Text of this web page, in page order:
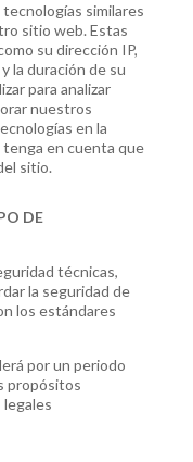
similares
sitio web. Estas
su dirección IP,
la duración de su
para analizar
nuestros
en la
en cuenta que
sitio.
DE
técnicas,
la seguridad de
los estándares
por un periodo
propósitos